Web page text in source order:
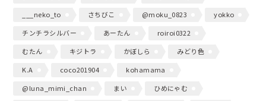
___neko_to
さちびこ @moku_0823
yokko
チンチラシルバー
あーたん
roiroi0322
むたん
キジトラ かぼしら
みどり色
K.A
coco201904
kohamama
@luna_mimi_chan
まい
ひめにゃむ